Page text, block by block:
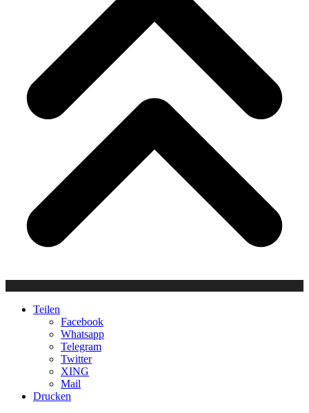
Teilen
Facebook
Whatsapp
Telegram
Twitter
XING
Mail
Drucken